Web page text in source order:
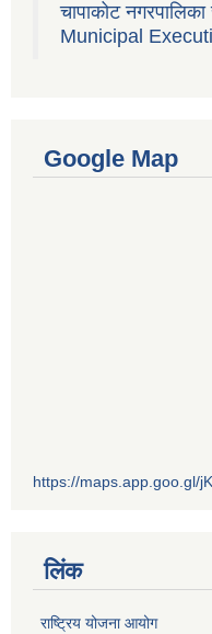
चापाकोट
Municipal
Google Map
https://maps.app.goo.gl/
लिंक
राष्ट्रिय योजना आयोग